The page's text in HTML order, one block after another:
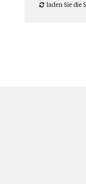
laden Sie die